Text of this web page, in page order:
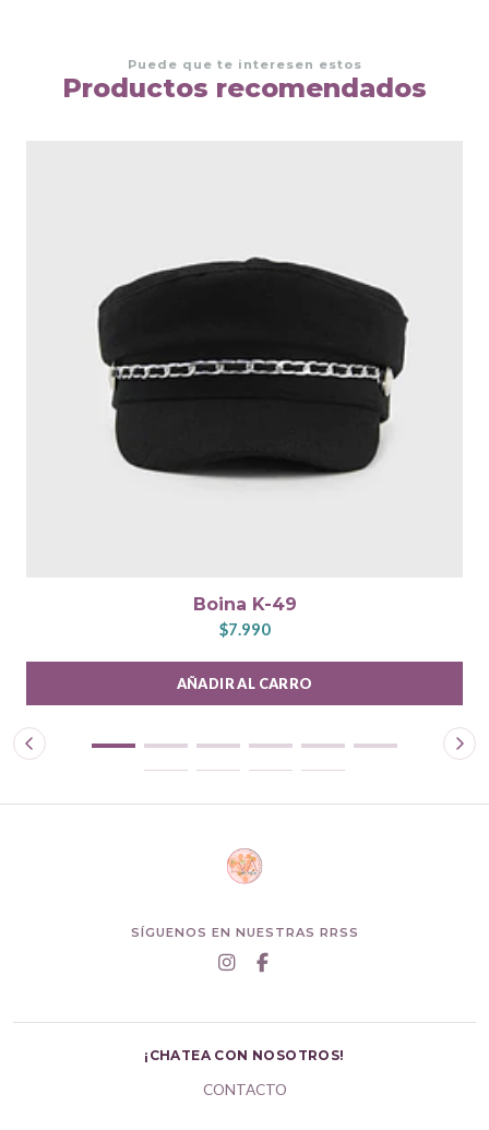
Puede que te interesen estos
Productos recomendados
Boina K-49
$7.990
AÑADIR AL CARRO
SÍGUENOS EN NUESTRAS RRSS
¡CHATEA CON NOSOTROS!
CONTACTO